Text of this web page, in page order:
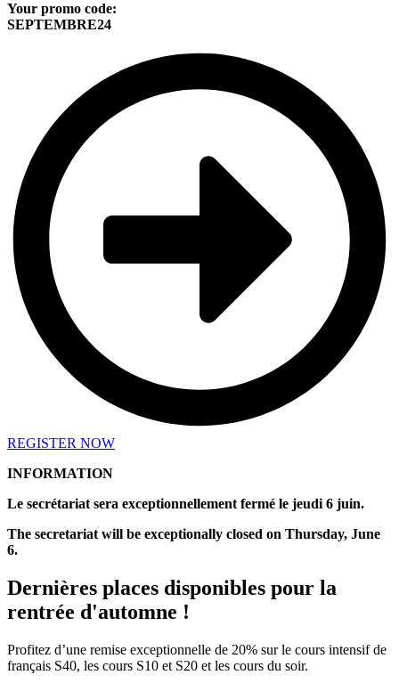
Your promo code:
SEPTEMBRE24
REGISTER NOW
INFORMATION
Le secrétariat sera exceptionnellement fermé le jeudi 6 juin.
The secretariat will be exceptionally closed on Thursday, June
6.
Dernières places disponibles pour la
rentrée d'automne !
Profitez d’une remise exceptionnelle de 20% sur le cours intensif de
français S40, les cours S10 et S20 et les cours du soir.